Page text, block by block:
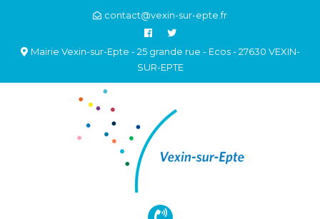
contact@vexin-sur-epte.fr
Mairie Vexin-sur-Epte - 25 grande rue - Ecos - 27630 VEXIN-
SUR-EPTE